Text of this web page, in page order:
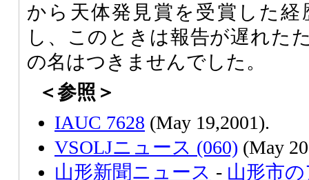
から天体発見賞を受賞した
し、このときは報告が遅れた
の名はつきませんでした。
＜参照＞
IAUC 7628 (May 19,2001).
VSOLJニュース (060) (May
山形新聞ニュース - 山形市